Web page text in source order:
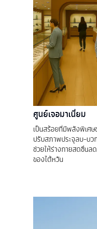
ศูนย์เจอมาเนี่ยม
เป็นสร้อยที่มีพลังพิเศษ
ปรับสภาพประจุลบ-บว
ช่วยให้ร่างกายสดชื่นล
ของไต้หวัน